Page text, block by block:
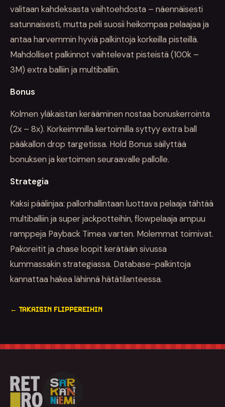
valitaan kahdeksasta vaihtoehdosta – näennäisesti
satunnaisesti, mutta peli suosii heikompaa pelaajaa ja
antaa harvemmin hyviä palkintoja korkeilla pisteillä.
Mahdolliset palkinnot vaihtelevat pisteistä (100k –
3M) extra balliin ja multiballiin.
Bonus
Kolmen yläkaistan kerääminen nostaa bonuskerrointa
(2x – 8x). Korkeimmilla kertoimilla syttyy extra ball
pääkallon drop targetissa. Hold Bonus säilyttää
bonuksen ja kertoimen seuraavalle pallolle.
Strategia
Kaksi päälinjaa: pallonhallintaan luottava pelaaja tähtää
multiballiin ja super jackpotteihin, flowpelaaja ampuu
ramppeja Payback Timea varten. Molemmat toimivat.
Pakoreitit ja chase loopit kerätään sivussa
kummassakin strategiassa. Database-palkintoja
kannattaa hakea lähinnä hätätilanteessa.
← TAKAISIN FLIPPEREIHIN